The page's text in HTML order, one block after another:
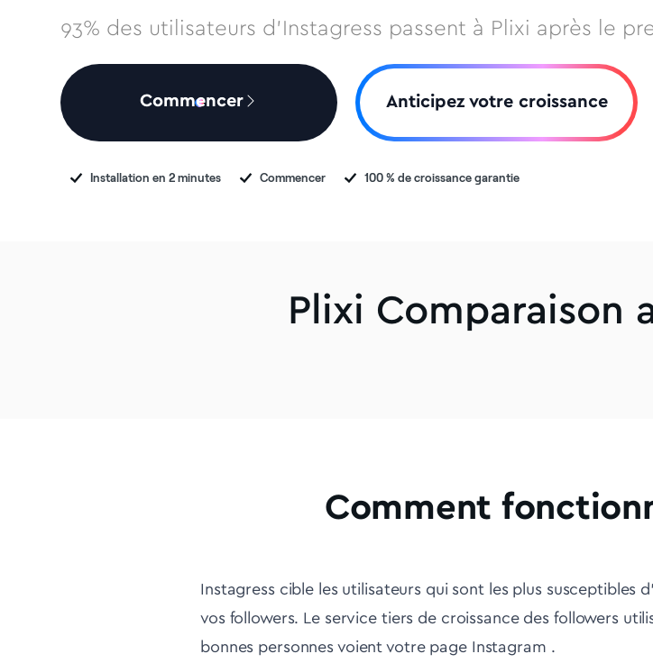
93% des utilisateurs d'Instagress passent à Plixi après le
Commencer Anticipez votre croissance
Installation en 2 minutes Commencer 100 % de croissance garantie
Plixi Comparaison
Comment
Instagress cible les utilisateurs qui sont les plus
vos followers. Le service tiers de croissance des followers
bonnes personnes voient votre page Instagram .